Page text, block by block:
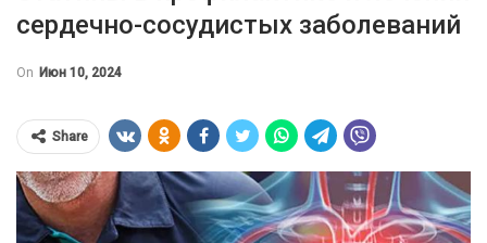
сердечно-сосудистых заболеваний
On Июн 10, 2024
Share